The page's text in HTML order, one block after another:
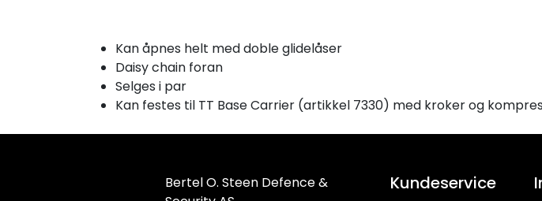
Kan åpnes helt med doble glidelåser
Daisy chain foran
Selges i par
Kan festes til TT Base Carrier (artikkel 7330) med kroker og
Bertel O. Steen Defence &
Kundeservice